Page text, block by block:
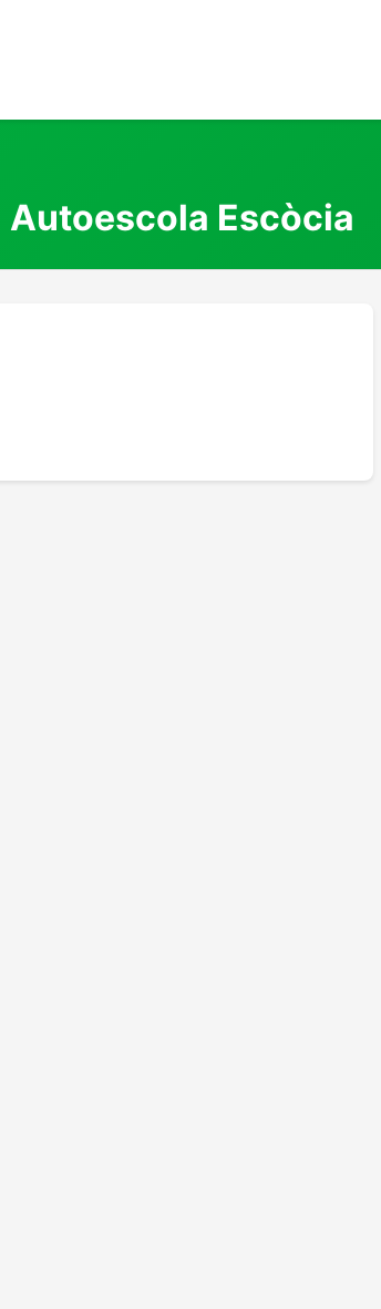
Autoescola Escòcia